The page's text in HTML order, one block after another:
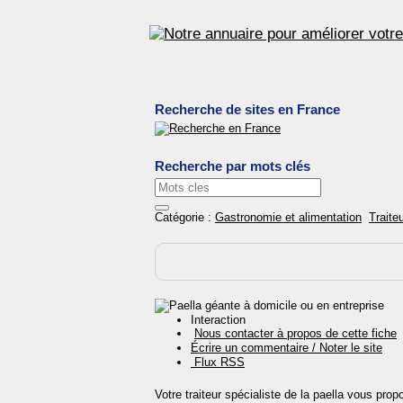
Recherche de sites en France
Recherche par mots clés
Catégorie : Gastronomie et alimentation
Interaction
Nous contacter à propos de cette fiche
Écrire un commentaire / Noter le site
Flux RSS
Votre traiteur spécialiste de la paella vous